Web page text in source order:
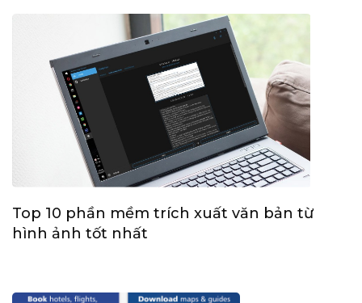
Top 10 phần mềm trích xuất văn bản từ
hình ảnh tốt nhất